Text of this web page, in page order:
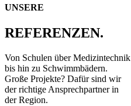
UNSERE
REFERENZEN.
Von Schulen über Medizintechnik
bis hin zu Schwimmbädern.
Große Projekte? Dafür sind wir
der richtige Ansprechpartner in
der Region.